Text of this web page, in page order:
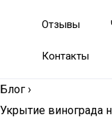
Отзывы
Контакты
Блог ›
Укрытие винограда